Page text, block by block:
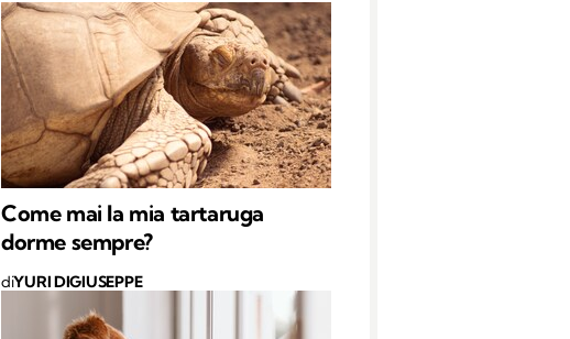
Come mai la mia tartaruga
dorme sempre?
diYURI DIGIUSEPPE